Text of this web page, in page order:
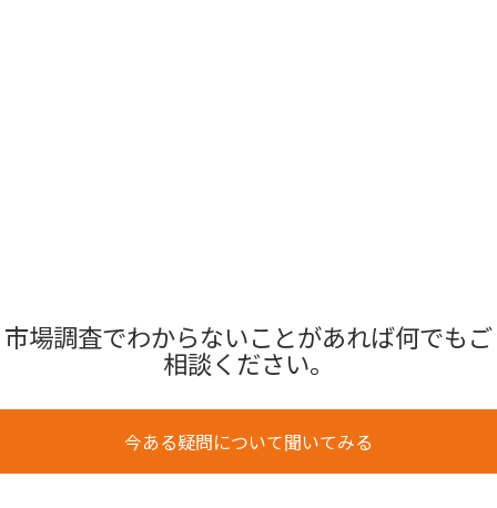
市場調査でわからないことがあれば何でもご
相談ください。
今ある疑問について聞いてみる